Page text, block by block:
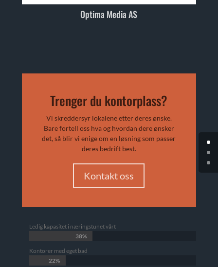
Optima Media AS
Trenger du kontorplass?
Vi skreddersyr lokalene etter deres ønske.
Bare fortell oss hva og hvordan dere ønsker
det, så blir vi enige om en løsning som passer
deres bedrift best.
Kontakt oss
Ledig kapasitet i næringstunet vårt
38%
38%
Kontorer med eget bad
22%
22%